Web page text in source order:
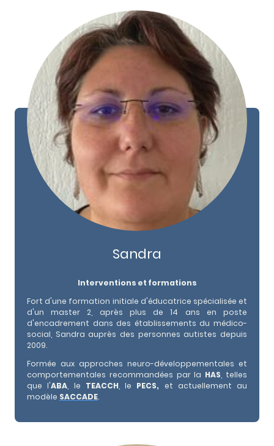
Sandra
Interventions et formations
Fort d'une formation initiale d'éducatrice spécialisée et
d'un master 2, après plus de 14 ans en poste
d'encadrement dans des établissements du médico-
social, Sandra auprès des personnes autistes depuis
2009.
Formée aux approches neuro-développementales et
comportementales recommandées par la HAS , telles
que l'ABA , le TEACCH , le PECS, et actuellement au
modèle SACCADE.